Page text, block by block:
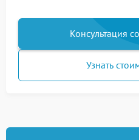
Консультация
Узнать